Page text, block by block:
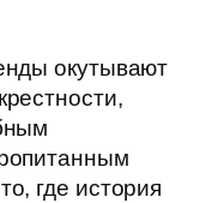
окутывают
где история